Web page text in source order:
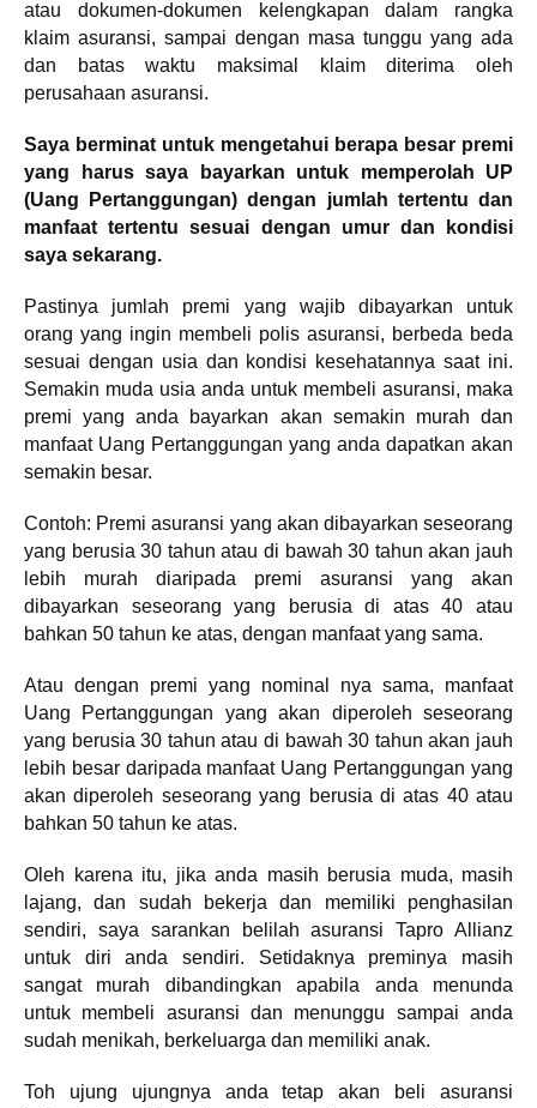
atau dokumen-dokumen kelengkapan dalam rangka
klaim asuransi, sampai dengan masa tunggu yang ada
dan batas waktu maksimal klaim diterima oleh
perusahaan asuransi.
Saya berminat untuk mengetahui berapa besar premi
yang harus saya bayarkan untuk memperolah UP
(Uang Pertanggungan) dengan jumlah tertentu dan
manfaat tertentu sesuai dengan umur dan kondisi
saya sekarang.
Pastinya jumlah premi yang wajib dibayarkan untuk
orang yang ingin membeli polis asuransi, berbeda beda
sesuai dengan usia dan kondisi kesehatannya saat ini.
Semakin muda usia anda untuk membeli asuransi, maka
premi yang anda bayarkan akan semakin murah dan
manfaat Uang Pertanggungan yang anda dapatkan akan
semakin besar.
Contoh: Premi asuransi yang akan dibayarkan seseorang
yang berusia 30 tahun atau di bawah 30 tahun akan jauh
lebih murah diaripada premi asuransi yang akan
dibayarkan seseorang yang berusia di atas 40 atau
bahkan 50 tahun ke atas, dengan manfaat yang sama.
Atau dengan premi yang nominal nya sama, manfaat
Uang Pertanggungan yang akan diperoleh seseorang
yang berusia 30 tahun atau di bawah 30 tahun akan jauh
lebih besar daripada manfaat Uang Pertanggungan yang
akan diperoleh seseorang yang berusia di atas 40 atau
bahkan 50 tahun ke atas.
Oleh karena itu, jika anda masih berusia muda, masih
lajang, dan sudah bekerja dan memiliki penghasilan
sendiri, saya sarankan belilah asuransi Tapro Allianz
untuk diri anda sendiri. Setidaknya preminya masih
sangat murah dibandingkan apabila anda menunda
untuk membeli asuransi dan menunggu sampai anda
sudah menikah, berkeluarga dan memiliki anak.
Toh ujung ujungnya anda tetap akan beli asuransi